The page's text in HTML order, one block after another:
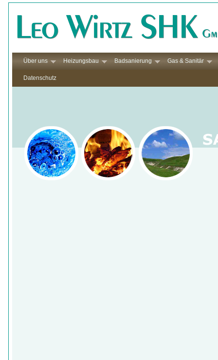
Über uns Heizungsbau Badsanierung Gas & Sanitär
Datenschutz